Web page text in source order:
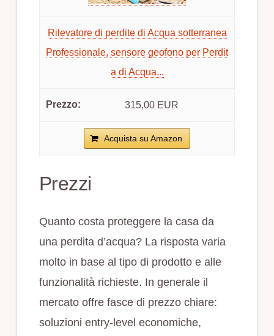
Rilevatore di perdite di Acqua sotterranea
Professionale, sensore geofono per Perdit
a di Acqua...
315,00 EUR
Acquista su Amazon
Prezzi
Quanto costa proteggere la casa da
una perdita d’acqua? La risposta varia
molto in base al tipo di prodotto e alle
funzionalità richieste. In generale il
mercato offre fasce di prezzo chiare:
soluzioni entry‑level economiche,